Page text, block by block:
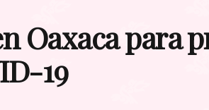
Oaxaca para
19